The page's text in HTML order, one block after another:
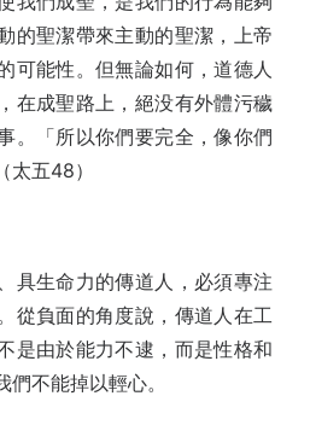
的聖潔帶來主動的聖潔，上帝
可能性。但無論如何，道德人
在成聖路上，絕没有外體污穢
。「所以你們要完全，像你們
太五48）
具生命力的傳道人，必須專注
從負面的角度說，傳道人在工
是由於能力不逮，而是性格和
不能掉以輕心。